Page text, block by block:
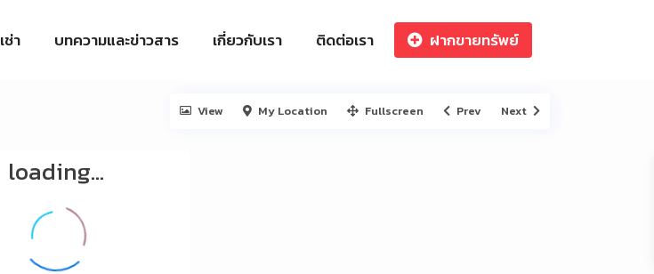
เช่า บทความและข่าวสาร เกี่ยวกับเรา ติดต่อเรา ฝากขายทรัพย์
loading...
View My Location Fullscreen Prev Next